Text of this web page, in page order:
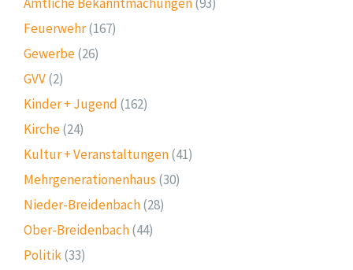
Feuerwehr(167)
Gewerbe(26)
GVV(2)
Kinder + Jugend (162)
Kirche(24)
Kultur + Veranstaltungen(41)
Mehrgenerationenhaus (30)
Nieder-Breidenbach(28)
Ober-Breidenbach(44)
Politik(33)